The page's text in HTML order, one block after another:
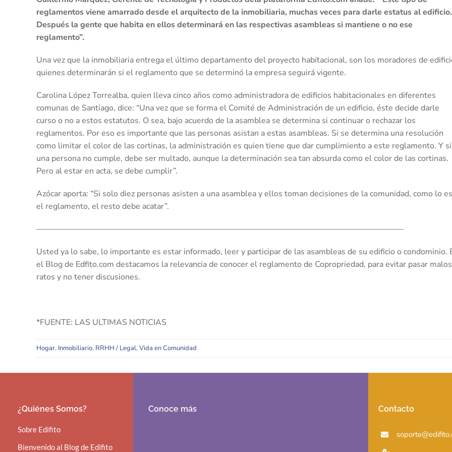
reglamentos viene amarrado desde el arquitecto de la inmobiliaria, muchas veces para darle estatus al edificio.
Después la gente que habita en ellos determinará en las respectivas asambleas si mantiene o no ese
reglamento”.
Una vez que la inmobiliaria entrega el último departamento del proyecto habitacional, son los moradores de
quienes determinarán si el reglamento que se determinó la empresa seguirá vigente.
Carolina López Torrealba, quien lleva cinco años como administradora de edificios habitacionales en diferentes
comunas de Santiago, dice: “Una vez que se forma el Comité de Administración de un edificio, éste decide darle
curso o no a estos estatutos. O sea, bajo acuerdo de la asamblea se determina si continuar o rechazar los
reglamentos. Por eso es importante que las personas asistan a estas asambleas. Si se determina una resolución
como limitar el color de las cortinas, la administración es quien tiene que dar cumplimiento a este reglamento. Y si
una persona no cumple, debe ser multado, aunque la determinación sea tan absurda como el color de las cortinas.
Pero al estar en acta, se debe cumplir”.
Azócar aporta: “Si solo diez personas asisten a una asamblea y ellos toman decisiones de la comunidad, como lo es
el reglamento, el resto debe acatar”.
—————————————————————————————————————————————–
Usted ya lo sabe, lo importante es estar informado, leer y participar de las asambleas de su edificio o condominio.
el Blog de Edfito.com destacamos la relevancia de conocer el reglamento de Copropriedad, para evitar pasar malos
ratos y no tener discusiones.
*FUENTE: LAS ULTIMAS NOTICIAS
Hogar, Inmobiliario, RRHH / Legal, Vida en Comunidad
¿Quiénes Somos?
Sobre Edifito
Bienvenido al Blog de Edifito
Conoce más Contacto